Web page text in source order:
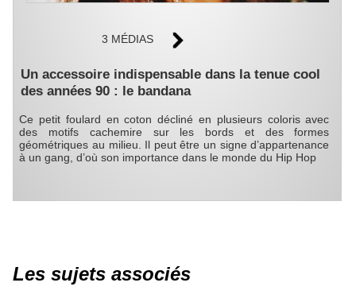
3 MÉDIAS
Un accessoire indispensable dans la tenue cool
des années 90 : le bandana
Ce petit foulard en coton décliné en plusieurs coloris avec
des motifs cachemire sur les bords et des formes
géométriques au milieu. Il peut être un signe d’appartenance
à un gang, d’où son importance dans le monde du Hip Hop
Les sujets associés